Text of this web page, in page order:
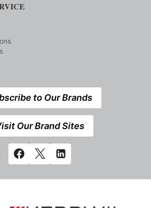
to Our Brands
Our Brand Sites